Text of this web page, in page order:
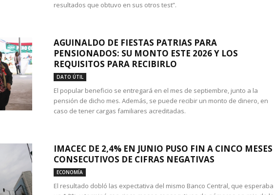
resultados que obtuvo en sus otros test”.
AGUINALDO DE FIESTAS PATRIAS PARA
PENSIONADOS: SU MONTO ESTE 2026 Y LOS
REQUISITOS PARA RECIBIRLO
DATO ÚTIL
El popular beneficio se entregará en el mes de septiembre, junto a la
pensión de dicho mes. Además, se puede recibir un monto de dinero, en
caso de tener cargas familiares acreditadas.
IMACEC DE 2,4% EN JUNIO PUSO FIN A CINCO MESES
CONSECUTIVOS DE CIFRAS NEGATIVAS
ECONOMÍA
El resultado dobló las expectativa del mismo Banco Central, que esperaba